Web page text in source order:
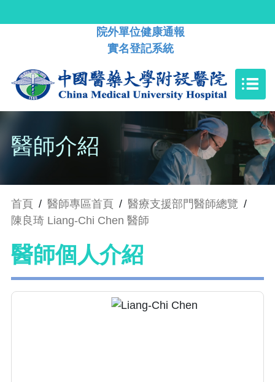
院外單位健康通報
實名登記系統
醫師介紹
首頁 / 醫師專區首頁 / 醫療支援部門醫師總覽 /
陳良琦 Liang-Chi Chen 醫師
醫師個人介紹